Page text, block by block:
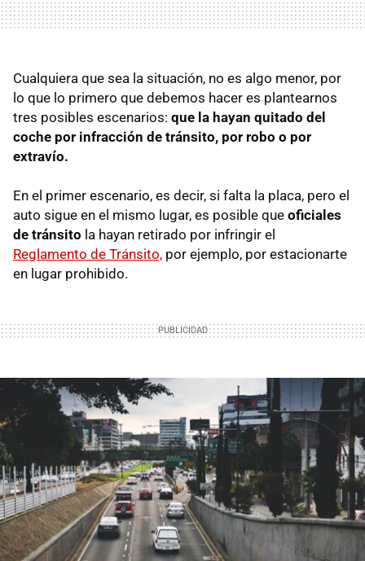
Cualquiera que sea la situación, no es algo menor, por
lo que lo primero que debemos hacer es plantearnos
tres posibles escenarios: que la hayan quitado del
coche por infracción de tránsito, por robo o por
extravío.
En el primer escenario, es decir, si falta la placa, pero el
auto sigue en el mismo lugar, es posible que oficiales
de tránsito la hayan retirado por infringir el
Reglamento de Tránsito, por ejemplo, por estacionarte
en lugar prohibido.